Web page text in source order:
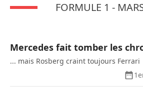
FORMULE 1 -
Mercedes fait tomber les
... mais Rosberg craint toujours Ferrari